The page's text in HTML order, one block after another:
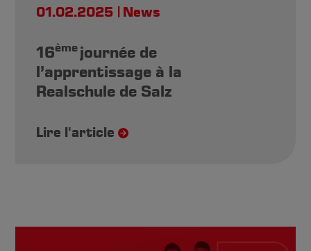
01.02.2025 News
16èmejournée de
l’apprentissage à la
Realschule de Salz
Lire l'article